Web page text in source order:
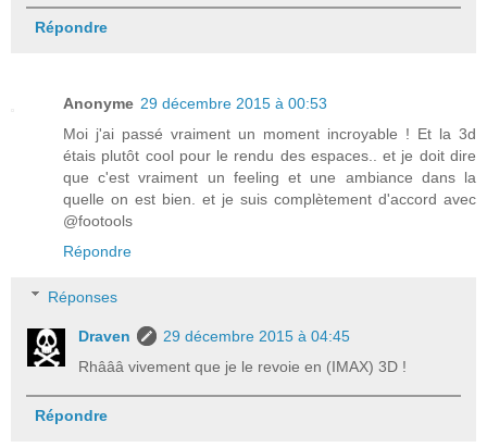
Répondre
Anonyme 29 décembre 2015 à 00:53
Moi j'ai passé vraiment un moment incroyable ! Et la 3d
étais plutôt cool pour le rendu des espaces.. et je doit dire
que c'est vraiment un feeling et une ambiance dans la
quelle on est bien. et je suis complètement d'accord avec
@footools
Répondre
Réponses
Draven
29 décembre 2015 à 04:45
Rhâââ vivement que je le revoie en (IMAX) 3D !
Répondre